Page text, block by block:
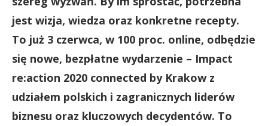
jest wizja, wiedza oraz konkretne recepty.
To już 3 czerwca, w 100 proc. online, odbędzie
się nowe, bezpłatne wydarzenie – Impact
re:action 2020 connected by Krakow z
udziałem polskich i zagranicznych liderów
biznesu oraz kluczowych decydentów. To